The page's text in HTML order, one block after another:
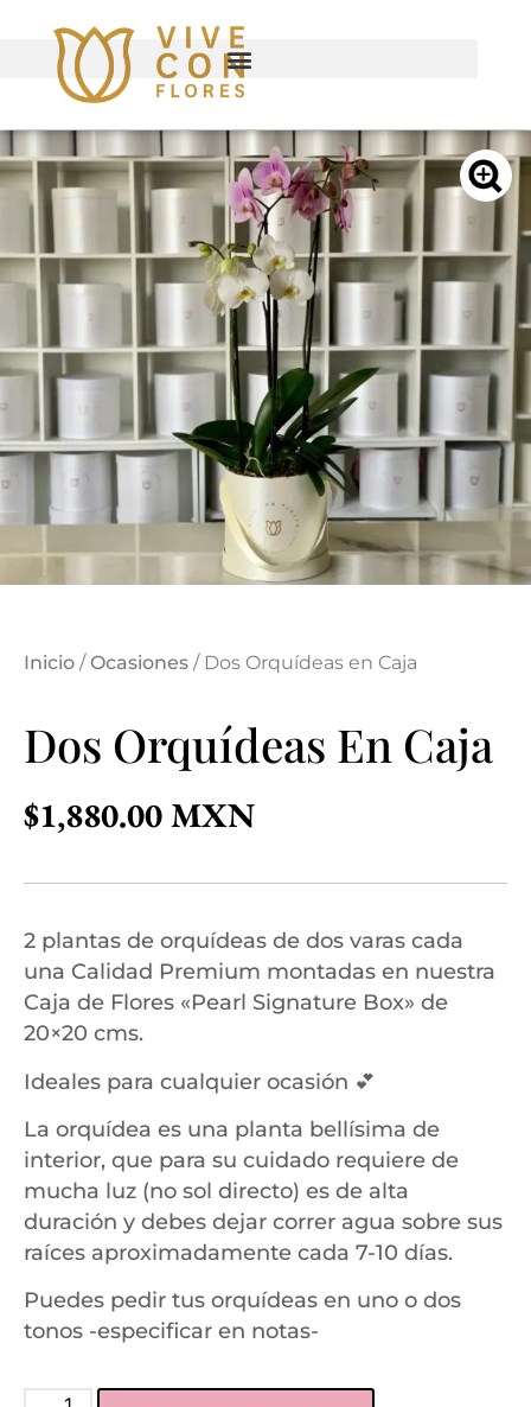
Inicio /Ocasiones / Dos Orquídeas en Caja
Dos Orquídeas En Caja
$1,880.00
2 plantas de orquídeas de dos varas cada
una Calidad Premium montadas en nuestra
Caja de Flores «Pearl Signature Box» de
20×20 cms.
Ideales para cualquier ocasión 💕
La orquídea es una planta bellísima de
interior, que para su cuidado requiere de
mucha luz (no sol directo) es de alta
duración y debes dejar correr agua sobre sus
raíces aproximadamente cada 7-10 días.
Puedes pedir tus orquídeas en uno o dos
tonos -especificar en notas-